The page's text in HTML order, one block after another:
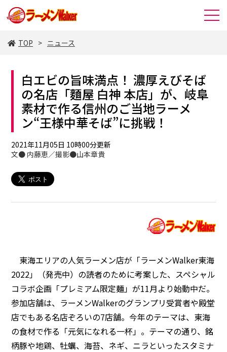
TOP ニュース
白エビの旨味満点！ 濃厚えびそば
の名店「麵屋 白神 本店」が、岐阜
素材で作る信州のご当地ラーメ
ン“王様中華そば”に挑戦！
2021年11月05日 10時00分更新
文● 内藤恵／撮影●山本章貴
東海エリアの人気ラーメン店が「ラーメンWalker東海
2022」（発売中）の読者のために考案した、スペシャル
コラボ企画「プレミアム限定麺」が11月より始動中だ。
参加店舗は、ラーメンWalkerのグランプリ受賞者や殿堂
店でもある名店ぞろいの7店舗。今年のテーマは、東海
の食材で作る「元気になれる一杯」。テーマの通り、銘
柄豚や地鶏、牡蠣、海苔、ネギ、ニラといったスタミナ